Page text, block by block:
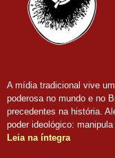
A mídia tradicional vive
poderosa no mundo e no
precedentes na história.
poder ideológico:
Leia na íntegra